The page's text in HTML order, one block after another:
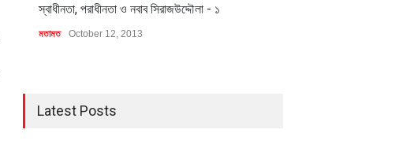
স্বাধীনতা, পরাধীনতা ও নবাব সিরাজউদ্দৌলা - ১
মতামত October 12, 2013
Latest Posts